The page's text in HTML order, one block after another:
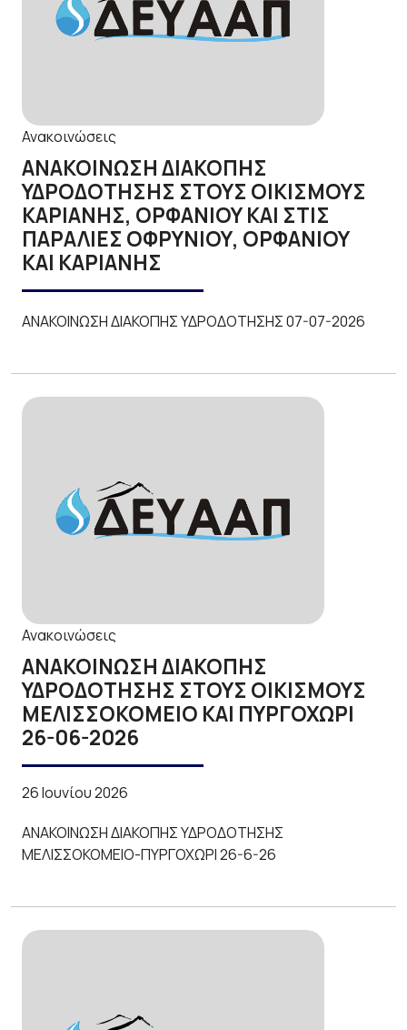
Ανακοινώσεις
ΑΝΑΚΟΙΝΩΣΗ ΔΙΑΚΟΠΗΣ
ΥΔΡΟΔΟΤΗΣΗΣ ΣΤΟΥΣ ΟΙΚΙΣΜΟΥΣ
ΚΑΡΙΑΝΗΣ, ΟΡΦΑΝΙΟΥ ΚΑΙ ΣΤΙΣ
ΠΑΡΑΛΙΕΣ ΟΦΡΥΝΙΟΥ, ΟΡΦΑΝΙΟΥ
ΚΑΙ ΚΑΡΙΑΝΗΣ
ΑΝΑΚΟΙΝΩΣΗ ΔΙΑΚΟΠΗΣ ΥΔΡΟΔΟΤΗΣΗΣ 07-07-2026
Ανακοινώσεις
ΑΝΑΚΟΙΝΩΣΗ ΔΙΑΚΟΠΗΣ
ΥΔΡΟΔΟΤΗΣΗΣ ΣΤΟΥΣ ΟΙΚΙΣΜΟΥΣ
ΜΕΛΙΣΣΟΚΟΜΕΙΟ ΚΑΙ ΠΥΡΓΟΧΩΡΙ
26-06-2026
26 Ιουνίου 2026
ΑΝΑΚΟΙΝΩΣΗ ΔΙΑΚΟΠΗΣ ΥΔΡΟΔΟΤΗΣΗΣ
ΜΕΛΙΣΣΟΚΟΜΕΙΟ-ΠΥΡΓΟΧΩΡΙ 26-6-26